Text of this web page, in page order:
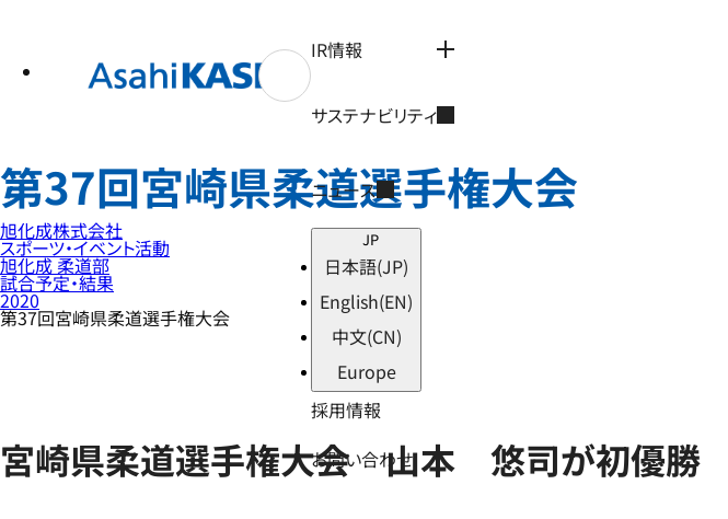
IR情報
サステナビリティ
ニュース
JP
日本語(JP)
English(EN)
中文(CN)
Europe
採用情報
お問い合わせ
第37回宮崎県柔道選手権大会
旭化成株式会社
スポーツ・イベント活動
旭化成 柔道部
試合予定・結果
2020
第37回宮崎県柔道選手権大会
宮崎県柔道選手権大会 山本 悠司が初優勝